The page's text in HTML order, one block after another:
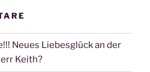
Neues Liebesglück an der
Keith?